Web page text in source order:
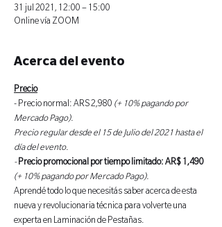
31 jul 2021, 12:00 – 15:00
Online vía ZOOM
Acerca del evento
Precio
- Precio normal: ARS 2,980 (+ 10% pagando por
Mercado Pago).
Precio regular desde el 15 de Julio del 2021 hasta el
día del evento.
- Precio promocional por tiempo limitado: AR$ 1,490
(+ 10% pagando por Mercado Pago).
Aprendé todo lo que necesitás saber acerca de esta
nueva y revolucionaria técnica para volverte una
experta en Laminación de Pestañas.